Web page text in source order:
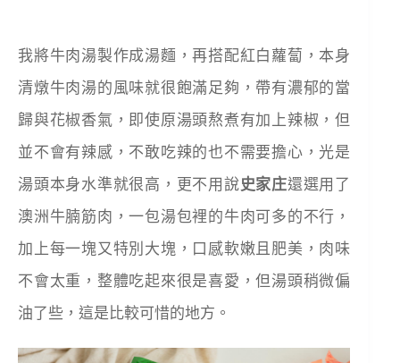
我將牛肉湯製作成湯麵，再搭配紅白蘿蔔，本身
清燉牛肉湯的風味就很飽滿足夠，帶有濃郁的當
歸與花椒香氣，即使原湯頭熬煮有加上辣椒，但
並不會有辣感，不敢吃辣的也不需要擔心，光是
湯頭本身水準就很高，更不用說史家庄還選用了
澳洲牛腩筋肉，一包湯包裡的牛肉可多的不行，
加上每一塊又特別大塊，口感軟嫩且肥美，肉味
不會太重，整體吃起來很是喜愛，但湯頭稍微偏
油了些，這是比較可惜的地方。